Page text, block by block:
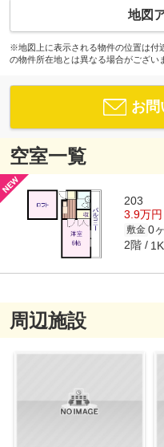
地図
※地図上に表示される物件の位置は付
の物件所在地とは異なる場合がござい
お問
空室一覧
203
3.9万円
敷金 0
2階
周辺施設